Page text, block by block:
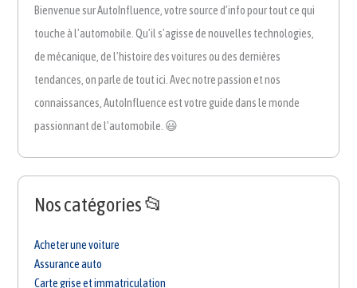
Bienvenue sur AutoInfluence, votre source d’info pour tout ce qui
touche à l’automobile. Qu’il s’agisse de nouvelles technologies,
de mécanique, de l’histoire des voitures ou des dernières
tendances, on parle de tout ici. Avec notre passion et nos
connaissances, AutoInfluence est votre guide dans le monde
passionnant de l’automobile. 😃
Nos catégories 📂
Acheter une voiture
Assurance auto
Carte grise et immatriculation